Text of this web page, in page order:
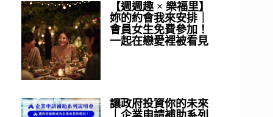
【週週趣 × 樂福里】
妳的約會我來安排｜
會員女生免費參加！
一起在戀愛裡被看見
讓政府投資你的未來